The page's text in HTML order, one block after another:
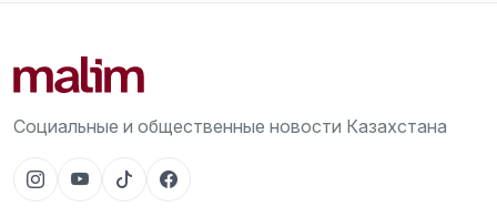
Социальные и общественные новости Казахстана